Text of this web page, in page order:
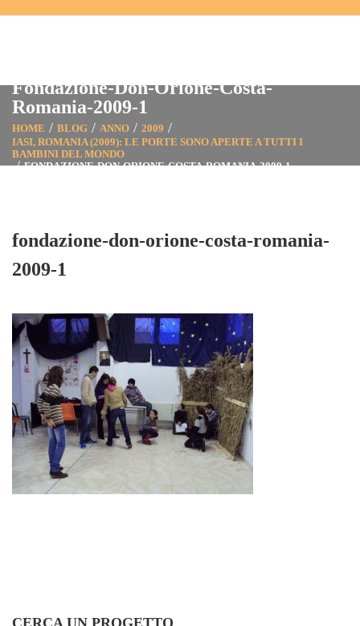
Fondazione-Don-Orione-Costa-
Romania-2009-1
HOME BLOG ANNO
2009
IASI, ROMANIA (2009): LE PORTE SONO APERTE A TUTTI I
BAMBINI DEL MONDO
FONDAZIONE-DON-ORIONE-COSTA-ROMANIA-2009-1
fondazione-don-orione-costa-romania-
2009-1
CERCA UN PROGETTO